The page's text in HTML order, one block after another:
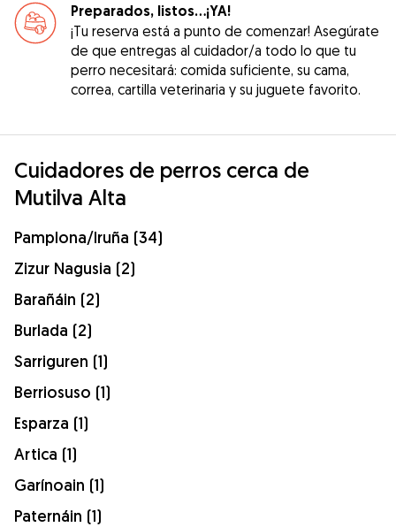
Preparados, listos...¡YA!
¡Tu reserva está a punto de comenzar! Asegúrate
de que entregas al cuidador/a todo lo que tu
perro necesitará: comida suficiente, su cama,
correa, cartilla veterinaria y su juguete favorito.
Cuidadores de perros cerca de
Mutilva Alta
Pamplona/Iruña (34)
Zizur Nagusia (2)
Barañáin (2)
Burlada (2)
Sarriguren (1)
Berriosuso (1)
Esparza (1)
Artica (1)
Garínoain (1)
Paternáin (1)